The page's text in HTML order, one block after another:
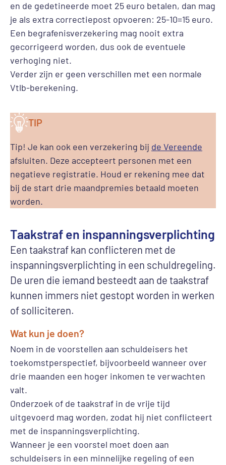
en de gedetineerde moet 25 euro betalen, dan mag
je als extra correctiepost opvoeren: 25-10=15 euro.
Een begrafenisverzekering mag nooit extra
gecorrigeerd worden, dus ook de eventuele
verhoging niet.
Verder zijn er geen verschillen met een normale
Vtlb-berekening.
TIP
Tip! Je kan ook een verzekering bij de Vereende
afsluiten. Deze accepteert personen met een
negatieve registratie. Houd er rekening mee dat
bij de start drie maandpremies betaald moeten
worden.
Taakstraf en inspanningsverplichting
Een taakstraf kan conflicteren met de
inspanningsverplichting in een schuldregeling.
De uren die iemand besteedt aan de taakstraf
kunnen immers niet gestopt worden in werken
of solliciteren.
Wat kun je doen?
Noem in de voorstellen aan schuldeisers het
toekomstperspectief, bijvoorbeeld wanneer over
drie maanden een hoger inkomen te verwachten
valt.
Onderzoek of de taakstraf in de vrije tijd
uitgevoerd mag worden, zodat hij niet conflicteert
met de inspanningsverplichting.
Wanneer je een voorstel moet doen aan
schuldeisers in een minnelijke regeling of een